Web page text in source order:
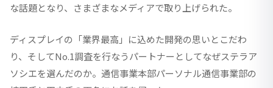
な話題となり、さまざまなメディアで取り上げられた。
ディスプレイの「業界最高」に込めた開発の思いとこだわ
り、そしてNo.1調査を行なうパートナーとしてなぜステラア
ソシエを選んだのか。通信事業本部パーソナル通信事業部の